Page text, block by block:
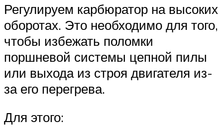
Регулируем карбюратор на высоких
оборотах. Это необходимо для того,
чтобы избежать поломки
поршневой системы цепной пилы
или выхода из строя двигателя из-
за его перегрева.
Для этого: